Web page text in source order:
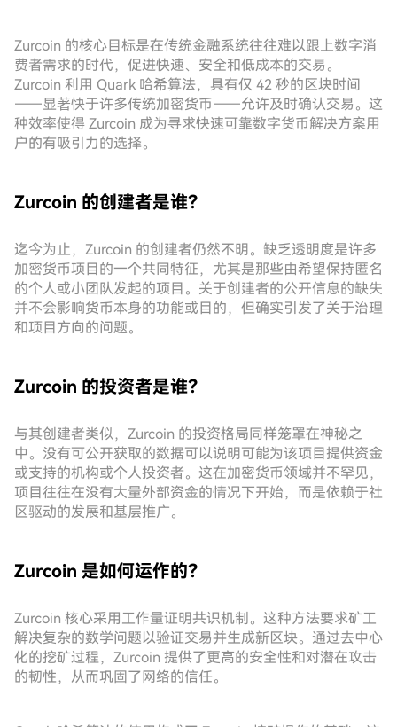
Zurcoin 的核心目标是在传统金融系统往往难以跟上数字消
费者需求的时代，促进快速、安全和低成本的交易。
Zurcoin 利用 Quark 哈希算法，具有仅 42 秒的区块时间
——显著快于许多传统加密货币——允许及时确认交易。这
种效率使得 Zurcoin 成为寻求快速可靠数字货币解决方案用
户的有吸引力的选择。
Zurcoin 的创建者是谁？
迄今为止，Zurcoin 的创建者仍然不明。缺乏透明度是许多
加密货币项目的一个共同特征，尤其是那些由希望保持匿名
的个人或小团队发起的项目。关于创建者的公开信息的缺失
并不会影响货币本身的功能或目的，但确实引发了关于治理
和项目方向的问题。
Zurcoin 的投资者是谁？
与其创建者类似，Zurcoin 的投资格局同样笼罩在神秘之
中。没有可公开获取的数据可以说明可能为该项目提供资金
或支持的机构或个人投资者。这在加密货币领域并不罕见，
项目往往在没有大量外部资金的情况下开始，而是依赖于社
区驱动的发展和基层推广。
Zurcoin 是如何运作的？
Zurcoin 核心采用工作量证明共识机制。这种方法要求矿工
解决复杂的数学问题以验证交易并生成新区块。通过去中心
化的挖矿过程，Zurcoin 提供了更高的安全性和对潜在攻击
的韧性，从而巩固了网络的信任。